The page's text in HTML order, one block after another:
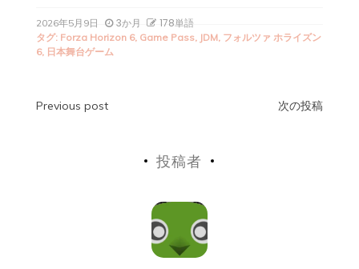
2026年5月9日 3か月 178単語
タグ: Forza Horizon 6, Game Pass, JDM, フォルツァ ホライズン
6, 日本舞台ゲーム
投
Previous post 次の投稿
投稿者